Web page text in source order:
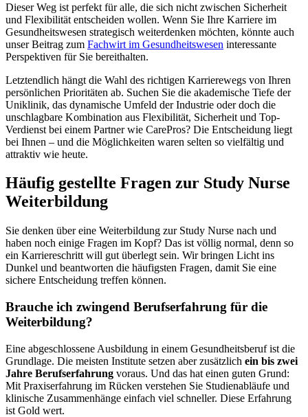
Dieser Weg ist perfekt für alle, die sich nicht zwischen Sicherheit
und Flexibilität entscheiden wollen. Wenn Sie Ihre Karriere im
Gesundheitswesen strategisch weiterdenken möchten, könnte auch
unser Beitrag zum Fachwirt im Gesundheitswesen interessante
Perspektiven für Sie bereithalten.
Letztendlich hängt die Wahl des richtigen Karrierewegs von Ihren
persönlichen Prioritäten ab. Suchen Sie die akademische Tiefe der
Uniklinik, das dynamische Umfeld der Industrie oder doch die
unschlagbare Kombination aus Flexibilität, Sicherheit und Top-
Verdienst bei einem Partner wie CarePros? Die Entscheidung liegt
bei Ihnen – und die Möglichkeiten waren selten so vielfältig und
attraktiv wie heute.
Häufig gestellte Fragen zur Study Nurse
Weiterbildung
Sie denken über eine Weiterbildung zur Study Nurse nach und
haben noch einige Fragen im Kopf? Das ist völlig normal, denn so
ein Karriereschritt will gut überlegt sein. Wir bringen Licht ins
Dunkel und beantworten die häufigsten Fragen, damit Sie eine
sichere Entscheidung treffen können.
Brauche ich zwingend Berufserfahrung für die
Weiterbildung?
Eine abgeschlossene Ausbildung in einem Gesundheitsberuf ist die
Grundlage. Die meisten Institute setzen aber zusätzlich ein bis zwei
Jahre Berufserfahrung voraus. Und das hat einen guten Grund:
Mit Praxiserfahrung im Rücken verstehen Sie Studienabläufe und
klinische Zusammenhänge einfach viel schneller. Diese Erfahrung
ist Gold wert.